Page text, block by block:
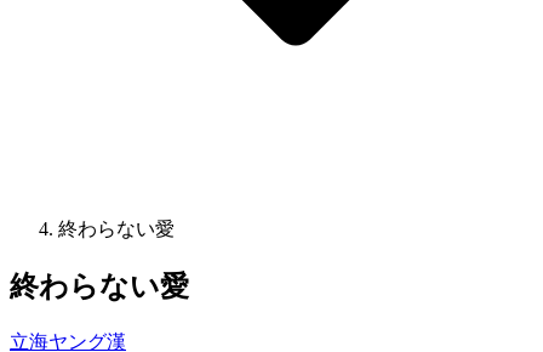
終わらない愛
終わらない愛
立海ヤング漢